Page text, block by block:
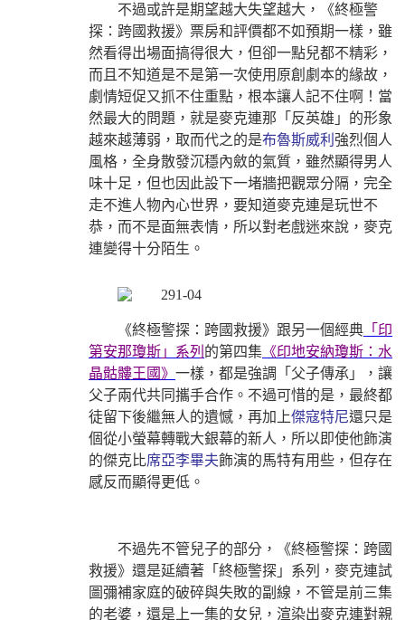
不過或許是期望越大失望越大，《終極警
探：跨國救援》票房和評價都不如預期一樣，雖
然看得出場面搞得很大，但卻一點兒都不精彩，
而且不知道是不是第一次使用原創劇本的緣故，
劇情短促又抓不住重點，根本讓人記不住啊！當
然最大的問題，就是麥克連那「反英雄」的形象
越來越薄弱，取而代之的是布魯斯威利 強烈個人
風格，全身散發沉穩內斂的氣質，雖然顯得男人
味十足，但也因此設下一堵牆把觀眾分隔，完全
走不進人物內心世界，要知道麥克連是玩世不
恭，而不是面無表情，所以對老戲迷來說，麥克
連變得十分陌生。
《終極警探：跨國救援》跟另一個經典 「印
第安那瓊斯」系列 的第四集 《印地安納瓊斯：水
晶骷髏王國》 一樣，都是強調「父子傳承」，讓
父子兩代共同攜手合作。不過可惜的是，最終都
徒留下後繼無人的遺憾，再加上傑寇特尼還只是
個從小螢幕轉戰大銀幕的新人，所以即使他飾演
的傑克比席亞李畢夫飾演的馬特有用些，但存在
感反而顯得更低。
不過先不管兒子的部分，《終極警探：跨國
救援》還是延續著「終極警探」系列，麥克連試
圖彌補家庭的破碎與失敗的副線，不管是前三集
的老婆，還是上一集的女兒，渲染出麥克連對親